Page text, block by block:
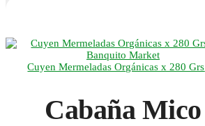
Cuyen Mermeladas Orgánicas x 280 Grs
Cabaña Mico